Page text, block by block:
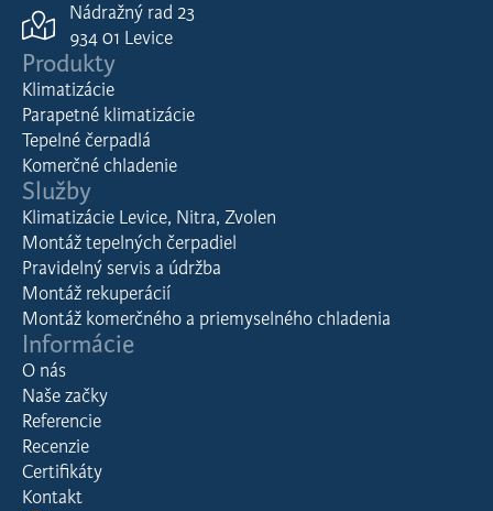
Nádražný rad 23
934 01 Levice
Produkty
Klimatizácie
Parapetné klimatizácie
Tepelné čerpadlá
Komerčné chladenie
Služby
Klimatizácie Levice, Nitra, Zvolen
Montáž tepelných čerpadiel
Pravidelný servis a údržba
Montáž rekuperácií
Montáž komerčného a priemyselného chladenia
Informácie
O nás
Naše začky
Referencie
Recenzie
Certifikáty
Kontakt